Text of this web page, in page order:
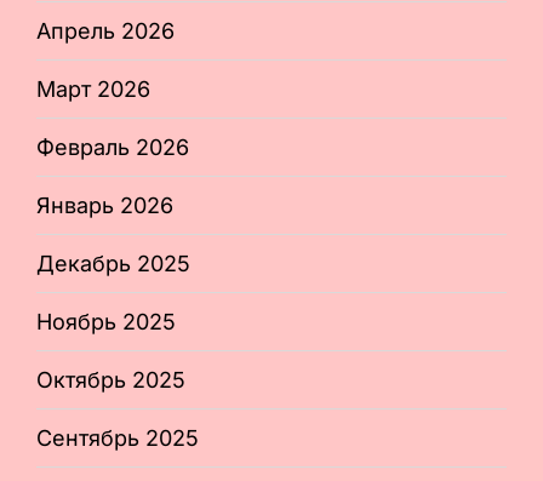
Апрель 2026
Март 2026
Февраль 2026
Январь 2026
Декабрь 2025
Ноябрь 2025
Октябрь 2025
Сентябрь 2025